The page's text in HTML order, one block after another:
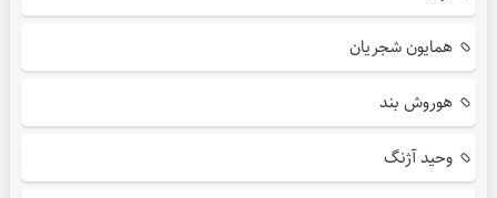
همایون شجریان
هوروش بند
وحید آژنگ